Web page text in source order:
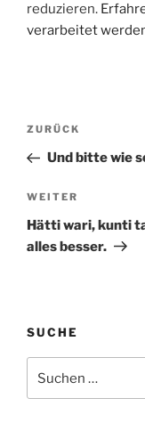
reduzieren.
verarbeitet
Vorheriger
Beitrag
ZURÜCK
Und bitte wie
Nächster
Beitrag
WEITER
Hätti wari, kunti
alles besser.
SUCHE
nach: